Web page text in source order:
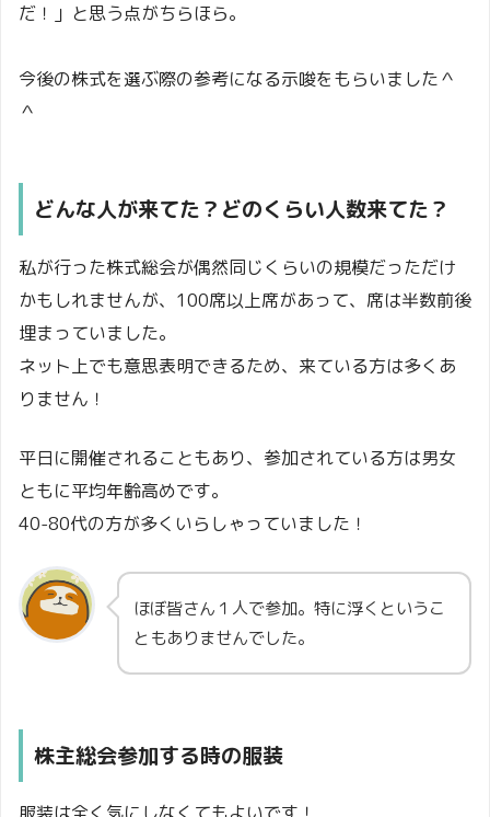
だ！」と思う点がちらほら。
今後の株式を選ぶ際の参考になる示唆をもらいました＾
＾
どんな人が来てた？どのくらい人数来てた？
私が行った株式総会が偶然同じくらいの規模だっただけ
かもしれませんが、100席以上席があって、席は半数前後
埋まっていました。
ネット上でも意思表明できるため、来ている方は多くあ
りません！
平日に開催されることもあり、参加されている方は男女
ともに平均年齢高めです。
40-80代の方が多くいらしゃっていました！
ほぼ皆さん１人で参加。特に浮くというこ
ともありませんでした。
株主総会参加する時の服装